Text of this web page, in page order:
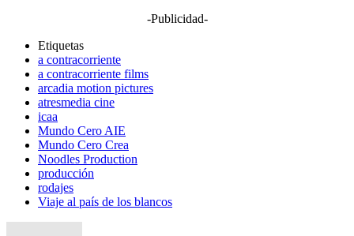
-Publicidad-
Etiquetas
a contracorriente
a contracorriente films
arcadia motion pictures
atresmedia cine
icaa
Mundo Cero AIE
Mundo Cero Crea
Noodles Production
producción
rodajes
Viaje al país de los blancos